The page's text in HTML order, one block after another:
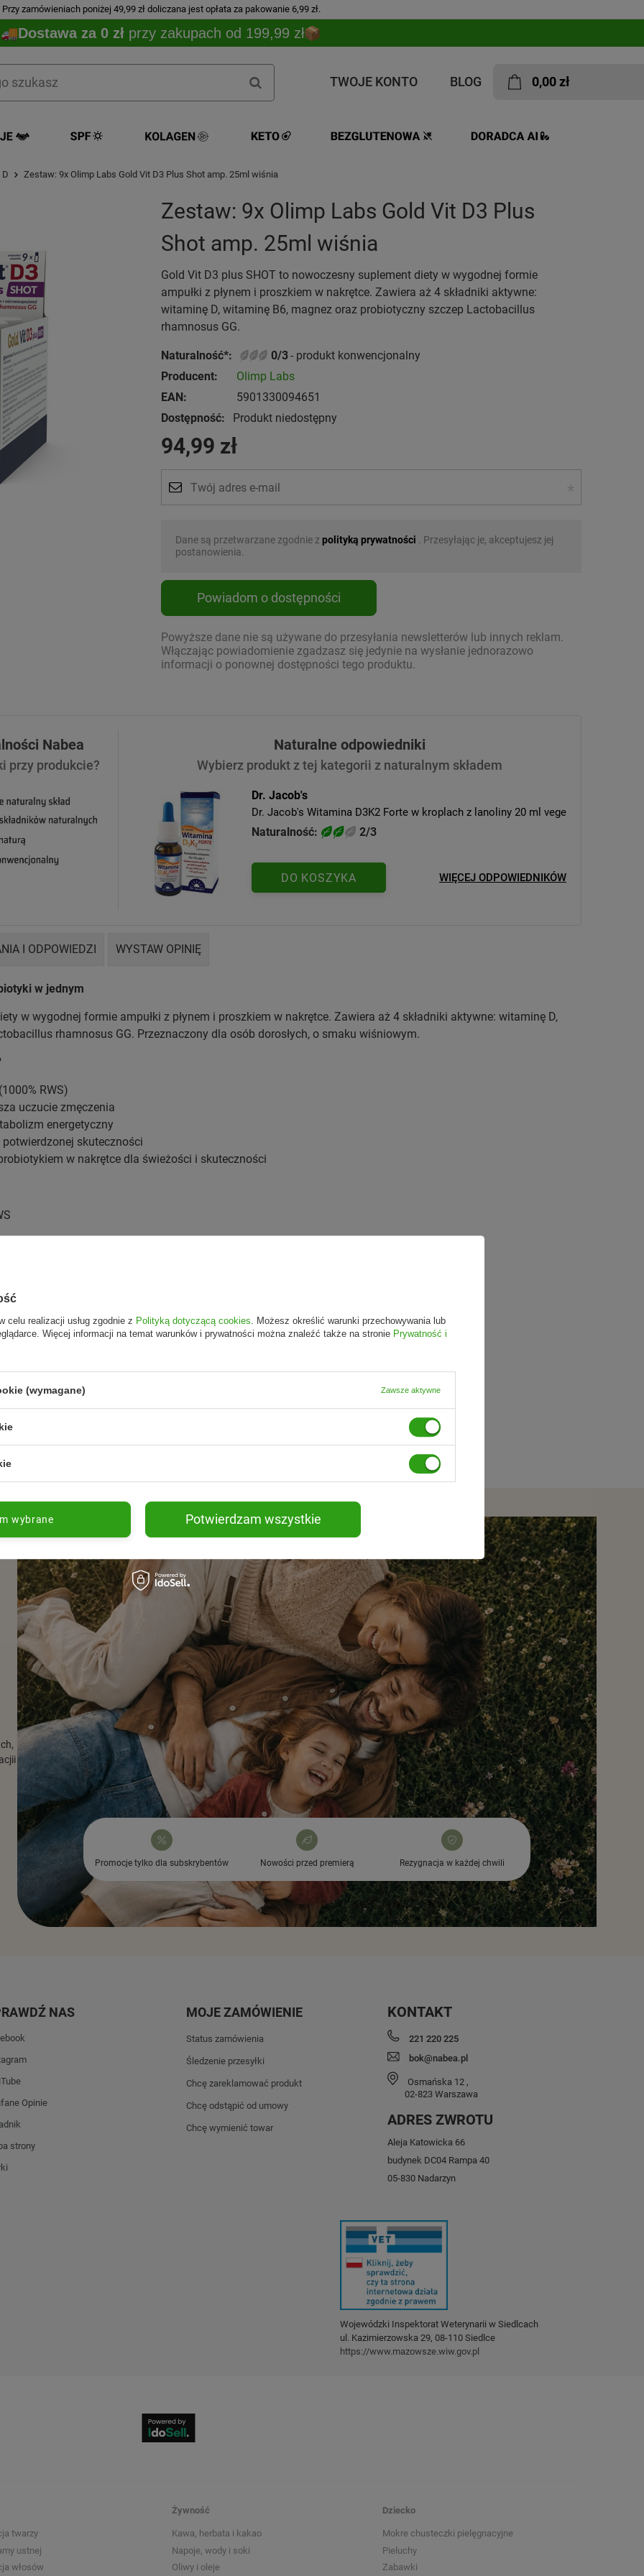
Przy zamówieniach poniżej 49,99 zł doliczana jest opłata za pakowanie 6,99 zł.
Dostawa za 0 zł przy zakupach od 199,99 zł
TWOJE KONTO BLOG 0,00 zł
Zestaw: 9x Olimp Labs Gold Vit D3 Plus Shot amp. 25ml wiśnia
Zestaw: 9x Olimp Labs Gold Vit D3 Plus
Shot amp. 25ml wiśnia
Gold Vit D3 plus SHOT to nowoczesny suplement diety w wygodnej formie
ampułki z płynem i proszkiem w nakrętce. Zawiera aż 4 składniki aktywne:
witaminę D, witaminę B6, magnez oraz probiotyczny szczep Lactobacillus
rhamnosus GG.
Naturalność*: 0/3- produkt konwencjonalny
Producent:
Olimp Labs
EAN:
5901330094651
Dostępność:
Produkt niedostępny
94,99 zł
Dane są przetwarzane zgodnie zpolityką prywatności . Przesyłając je, akceptujesz jej
postanowienia.
Powiadom o dostępności
Powyższe dane nie są używane do przesyłania newsletterów lub innych reklam.
Włączając powiadomienie zgadzasz się jedynie na wysłanie jednorazowo
informacji o ponownej dostępności tego produktu.
Nabea
przy produkcie?
Naturalne odpowiedniki
Wybierz produkt z tej kategorii z naturalnym składem
Dr. Jacob's
Dr. Jacob's Witamina D3K2 Forte w kroplach z lanoliny 20 ml vege
Naturalność: 2/3
DO KOSZYKA WIĘCEJ ODPOWIEDNIKÓW
I ODPOWIEDZI WYSTAW OPINIĘ
w jednym
w wygodnej formie ampułki z płynem i proszkiem w nakrętce. Zawiera aż 4 składniki aktywne: witaminę D,
rhamnosus GG. Przeznaczony dla osób dorosłych, o smaku wiśniowym.
RWS)
uczucie zmęczenia
energetyczny
skuteczności
w nakrętce dla świeżości i skuteczności
CFU
uwolnić probiotyk, a następnie wstrząsnąć i wypić
witaminę D
z dala od światła słonecznego
i codziennego funkcjonowania organizmu – w jednej, poręcznej ampułce.
Olimp Labs to suplement diety. Nie może być stosowany jako substytut zróżnicowanej diety. Pamiętaj o zrównoważonym sposobie
Promocje tylko dla subskrybentów Nowości przed premierą Rezygnacja w każdej chwili
NAS
Opinie
strony
MOJE ZAMÓWIENIE
Status zamówienia
Śledzenie przesyłki
Chcę zareklamować produkt
Chcę odstąpić od umowy
Chcę wymienić towar
KONTAKT
221 220 225
bok@nabea.pl
Osmańska 12 ,
02-823 Warszawa
ADRES ZWROTU
Aleja Katowicka 66
budynek DC04 Rampa 40
05-830 Nadarzyn
Wojewódzki Inspektorat Weterynarii w Siedlcach
ul. Kazimierzowska 29, 08-110 Siedlce
https://www.mazowsze.wiw.gov.pl
twarzy
ustnej
włosów
Żywność
Kawa, herbata i kakao
Napoje, wody i soki
Oliwy i oleje
Dziecko
Mokre chusteczki pielęgnacyjne
Pieluchy
Zabawki
celu realizacji usług zgodnie z Polityką dotyczącą cookies. Możesz określić warunki przechowywania lub
Więcej informacji na temat warunków i prywatności można znaleźć także na stronie Prywatność i
(wymagane) Zawsze aktywne
wybrane Potwierdzam wszystkie